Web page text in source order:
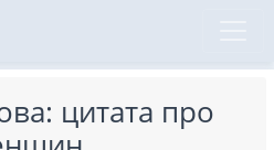
цитата про